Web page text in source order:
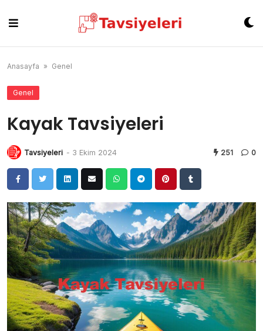
content
Anasayfa » Genel
Genel
Kayak Tavsiyeleri
Tavsiyeleri - 3 Ekim 2024 251 0